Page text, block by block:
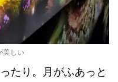
美しい
たり。月がふあっと